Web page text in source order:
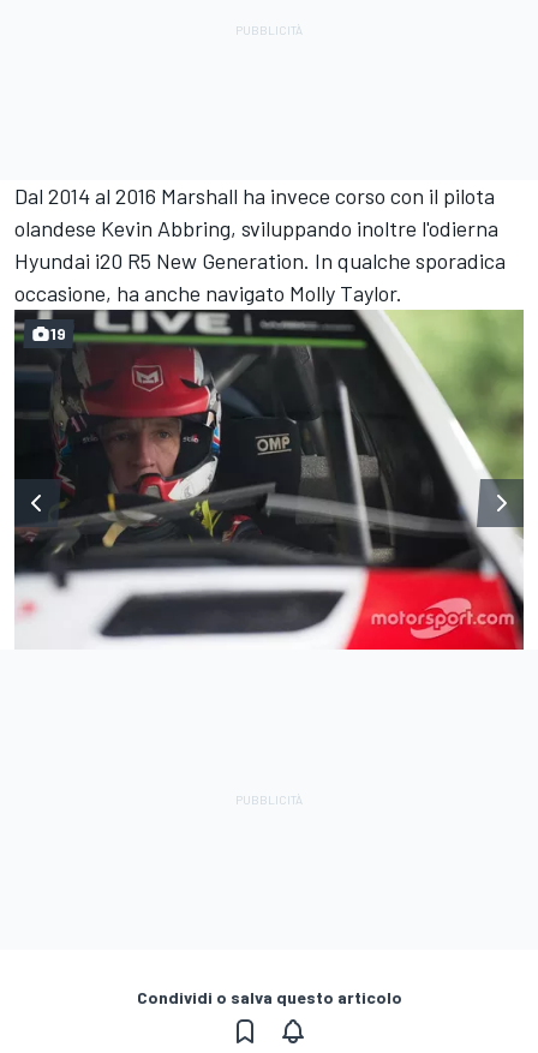
Dal 2014 al 2016 Marshall ha invece corso con il pilota
olandese Kevin Abbring, sviluppando inoltre l'odierna
Hyundai i20 R5 New Generation. In qualche sporadica
occasione, ha anche navigato Molly Taylor.
19
Condividi o salva questo articolo